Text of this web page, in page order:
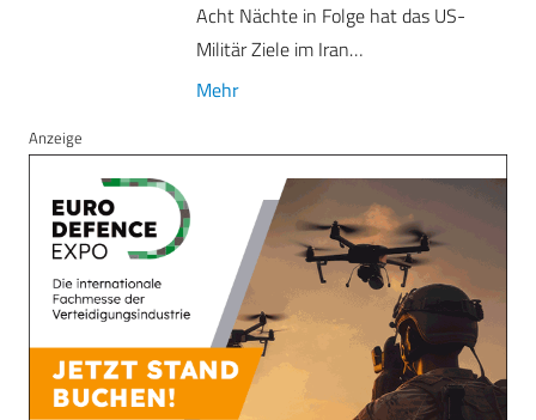
Acht Nächte in Folge hat das US-
Militär Ziele im Iran…
Mehr
Anzeige